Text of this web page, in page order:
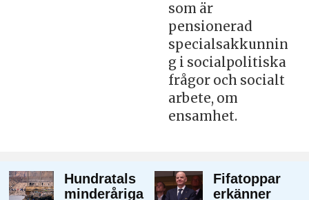
som är
pensionerad
specialsakkunnin
g i socialpolitiska
frågor och socialt
arbete, om
ensamhet.